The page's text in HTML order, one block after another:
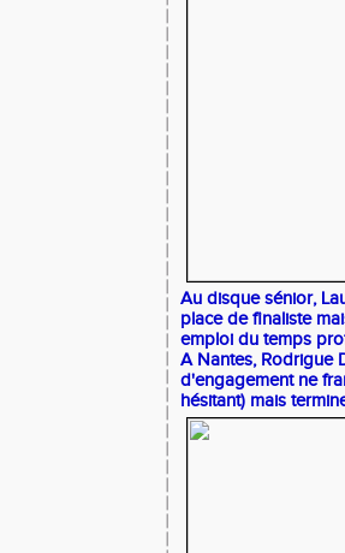
Au disque sénior,
place de finaliste
emploi du temps
A Nantes, Rodrigue
d'engagement ne
hésitant) mais